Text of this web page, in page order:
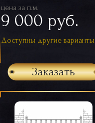
цена за п.м.
9 000 руб.
Доступны другие варианты
Заказать